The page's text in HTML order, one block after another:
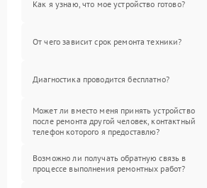
Как я узнаю, что мое устройство готово?
От чего зависит срок ремонта техники?
Диагностика проводится бесплатно?
Может ли вместо меня принять устройство
после ремонта другой человек, контактный
телефон которого я предоставлю?
Возможно ли получать обратную связь в
процессе выполнения ремонтных работ?